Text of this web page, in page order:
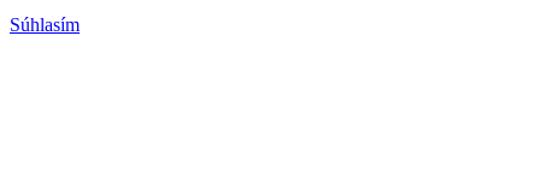
Súhlasím